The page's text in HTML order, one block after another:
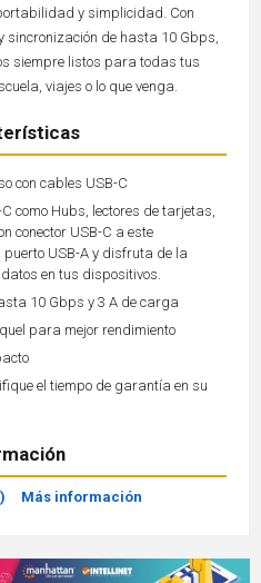
y simplicidad. Con
de hasta 10 Gbps,
siempre listos para todas tus
viajes o lo que venga.
con cables USB-C
como Hubs, lectores de tarjetas,
conector USB-C a este
USB-A y disfruta de la
en tus dispositivos.
10 Gbps y 3 A de carga
para mejor rendimiento
el tiempo de garantía en su
Más información